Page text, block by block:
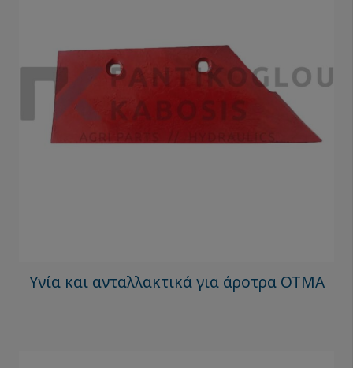
Υνία και ανταλλακτικά για άροτρα OTMA